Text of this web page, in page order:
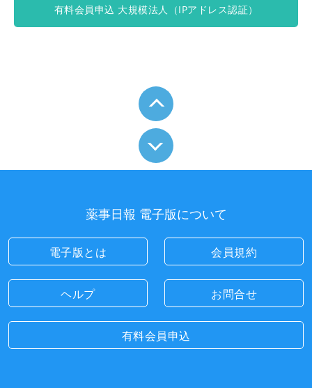
有料会員申込 大規模法人（IPアドレス認証）
薬事日報 電子版について
電子版とは 会員規約
ヘルプ お問合せ
有料会員申込